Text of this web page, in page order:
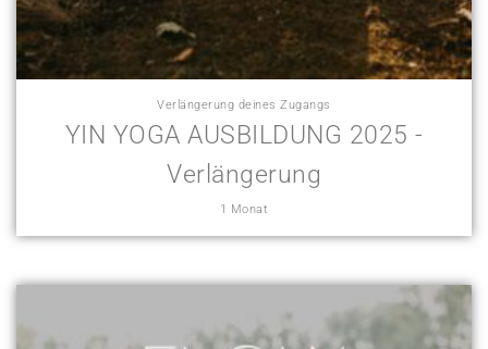
Verlängerung deines Zugangs
YIN YOGA AUSBILDUNG 2025 -
Verlängerung
1 Monat